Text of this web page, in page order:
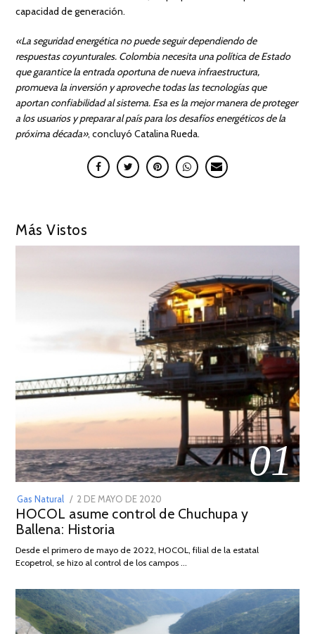
capacidad de generación.
«La seguridad energética no puede seguir dependiendo de
respuestas coyunturales. Colombia necesita una política de Estado
que garantice la entrada oportuna de nueva infraestructura,
promueva la inversión y aproveche todas las tecnologías que
aportan confiabilidad al sistema. Esa es la mejor manera de proteger
a los usuarios y preparar al país para los desafíos energéticos de la
próxima década», concluyó Catalina Rueda.
Más Vistos
01
Gas Natural
POSTED
ON
2 DE MAYO DE 2020
DE
2026
HOCOL asume control de Chuchupa y
Ballena: Historia
Desde el primero de mayo de 2022, HOCOL, filial de la estatal
Ecopetrol, se hizo al control de los campos …